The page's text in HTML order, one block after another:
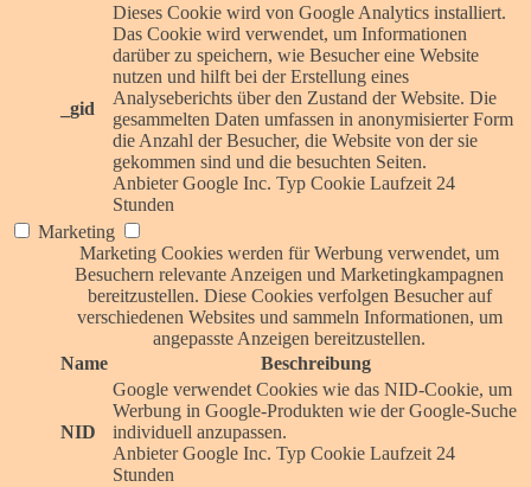
_gid
Dieses Cookie wird von Google Analytics installiert.
Das Cookie wird verwendet, um Informationen
darüber zu speichern, wie Besucher eine Website
nutzen und hilft bei der Erstellung eines
Analyseberichts über den Zustand der Website. Die
gesammelten Daten umfassen in anonymisierter Form
die Anzahl der Besucher, die Website von der sie
gekommen sind und die besuchten Seiten.
Anbieter Google Inc. Typ Cookie Laufzeit 24
Stunden
Marketing
Marketing Cookies werden für Werbung verwendet, um
Besuchern relevante Anzeigen und Marketingkampagnen
bereitzustellen. Diese Cookies verfolgen Besucher auf
verschiedenen Websites und sammeln Informationen, um
angepasste Anzeigen bereitzustellen.
Name
Beschreibung
NID
Google verwendet Cookies wie das NID-Cookie, um
Werbung in Google-Produkten wie der Google-Suche
individuell anzupassen.
Anbieter Google Inc. Typ Cookie Laufzeit 24
Stunden